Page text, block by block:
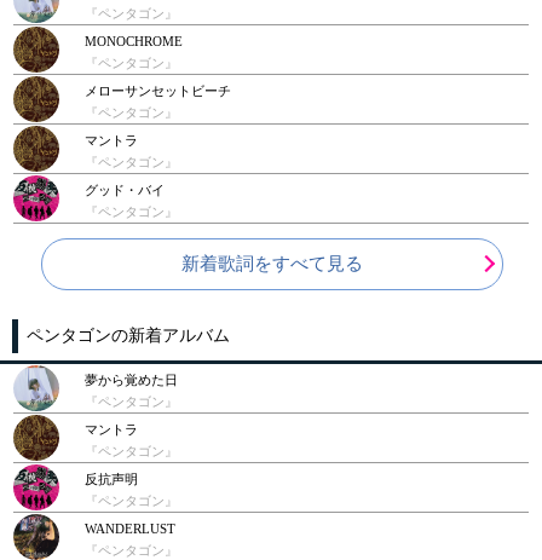
『ペンタゴン』
MONOCHROME
『ペンタゴン』
メローサンセットビーチ
『ペンタゴン』
マントラ
『ペンタゴン』
グッド・バイ
『ペンタゴン』
新着歌詞をすべて見る
ペンタゴンの新着アルバム
夢から覚めた日
『ペンタゴン』
マントラ
『ペンタゴン』
反抗声明
『ペンタゴン』
WANDERLUST
『ペンタゴン』